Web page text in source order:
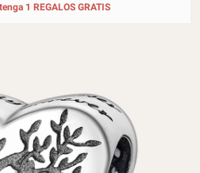
1 REGALOS GRATIS